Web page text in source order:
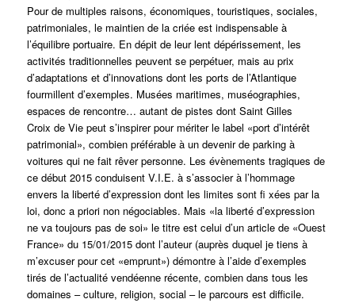
Pour de multiples raisons, économiques, touristiques, sociales,
patrimoniales, le maintien de la criée est indispensable à
l’équilibre portuaire. En dépit de leur lent dépérissement, les
activités traditionnelles peuvent se perpétuer, mais au prix
d’adaptations et d’innovations dont les ports de l’Atlantique
fourmillent d’exemples. Musées maritimes, muséographies,
espaces de rencontre… autant de pistes dont Saint Gilles
Croix de Vie peut s’inspirer pour mériter le label «port d’intérêt
patrimonial», combien préférable à un devenir de parking à
voitures qui ne fait rêver personne. Les évènements tragiques de
ce début 2015 conduisent V.I.E. à s’associer à l’hommage
envers la liberté d’expression dont les limites sont fi xées par la
loi, donc a priori non négociables. Mais «la liberté d’expression
ne va toujours pas de soi» le titre est celui d’un article de «Ouest
France» du 15/01/2015 dont l’auteur (auprès duquel je tiens à
m’excuser pour cet «emprunt») démontre à l’aide d’exemples
tirés de l’actualité vendéenne récente, combien dans tous les
domaines – culture, religion, social – le parcours est difficile.